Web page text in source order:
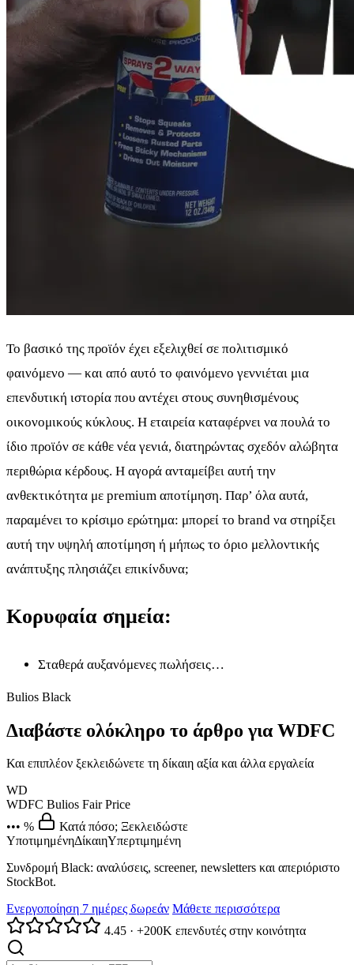
Το βασικό της προϊόν έχει εξελιχθεί σε πολιτισμικό
φαινόμενο — και από αυτό το φαινόμενο γεννιέται μια
επενδυτική ιστορία που αντέχει στους συνηθισμένους
οικονομικούς κύκλους. Η εταιρεία καταφέρνει να πουλά το
ίδιο προϊόν σε κάθε νέα γενιά, διατηρώντας σχεδόν αλώβητα
περιθώρια κέρδους. Η αγορά ανταμείβει αυτή την
ανθεκτικότητα με premium αποτίμηση. Παρ’ όλα αυτά,
παραμένει το κρίσιμο ερώτημα: μπορεί το brand να στηρίξει
αυτή την υψηλή αποτίμηση ή μήπως το όριο μελλοντικής
ανάπτυξης πλησιάζει επικίνδυνα;
Κορυφαία σημεία:
Σταθερά αυξανόμενες πωλήσεις…
Bulios Black
Διαβάστε ολόκληρο το άρθρο για WDFC
Και επιπλέον ξεκλειδώνετε τη δίκαιη αξία και άλλα εργαλεία
WD
WDFC Bulios Fair Price
••• %
Κατά πόσο; Ξεκλειδώστε
ΥποτιμημένηΔίκαιηΥπερτιμημένη
Συνδρομή Black: αναλύσεις, screener, newsletters και απεριόριστο
StockBot.
Ενεργοποίηση 7 ημέρες δωρεάν Μάθετε περισσότερα
4.45 · +200K επενδυτές στην κοινότητα